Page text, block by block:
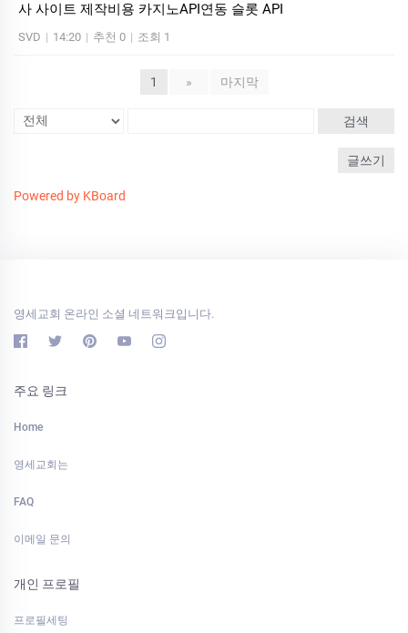
사 사이트 제작비용 카지노API연동 슬롯 API
SVD | 14:20 | 추천 0 | 조회 1
1 » 마지막
검색
글쓰기
Powered by KBoard
영세교회 온라인 소셜 네트워크입니다.
주요 링크
Home
영세교회는
FAQ
이메일 문의
개인 프로필
프로필세팅